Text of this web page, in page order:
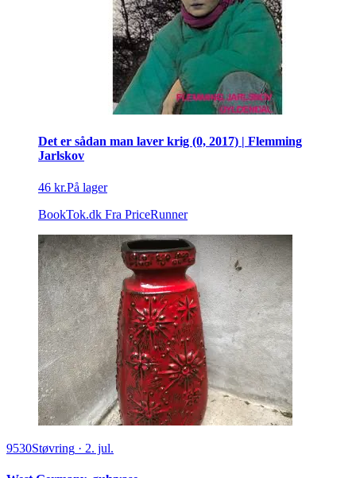
Det er sådan man laver krig (0, 2017) | Flemming
Jarlskov
46 kr.På lager
BookTok.dk Fra PriceRunner
9530Støvring · 2. jul.